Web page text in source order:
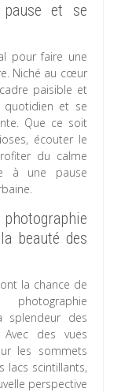
et se
pour faire une
Niché au cœur
paisible et
quotidien et se
Que ce soit
écouter le
du calme
à une pause
beauté des
la chance de
splendeur des
des vues
les sommets
lacs scintillants,
perspective